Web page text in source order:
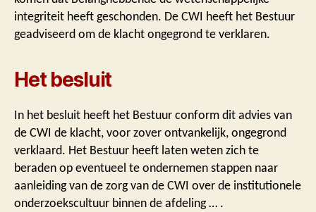
integriteit heeft geschonden. De CWI heeft het Bestuur
geadviseerd om de klacht ongegrond te verklaren.
Het besluit
In het besluit heeft het Bestuur conform dit advies van
de CWI de klacht, voor zover ontvankelijk, ongegrond
verklaard. Het Bestuur heeft laten weten zich te
beraden op eventueel te ondernemen stappen naar
aanleiding van de zorg van de CWI over de institutionele
onderzoekscultuur binnen de afdeling … .